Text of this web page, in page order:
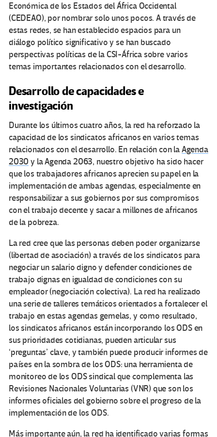
Económica de los Estados del África Occidental
(CEDEAO), por nombrar solo unos pocos. A través de
estas redes, se han establecido espacios para un
diálogo político significativo y se han buscado
perspectivas políticas de la CSI-África sobre varios
temas importantes relacionados con el desarrollo.
Desarrollo de capacidades e
investigación
Durante los últimos cuatro años, la red ha reforzado la
capacidad de los sindicatos africanos en varios temas
relacionados con el desarrollo. En relación con laAgenda
2030 y la Agenda 2063, nuestro objetivo ha sido hacer
que los trabajadores africanos aprecien su papel en la
implementación de ambas agendas, especialmente en
responsabilizar a sus gobiernos por sus compromisos
con el trabajo decente y sacar a millones de africanos
de la pobreza.
La red cree que las personas deben poder organizarse
(libertad de asociación) a través de los sindicatos para
negociar un salario digno y defender condiciones de
trabajo dignas en igualdad de condiciones con su
empleador (negociación colectiva). La red ha realizado
una serie de talleres temáticos orientados a fortalecer el
trabajo en estas agendas gemelas, y como resultado,
los sindicatos africanos están incorporando los ODS en
sus prioridades cotidianas, pueden articular sus
‘preguntas’ clave, y también puede producir informes de
países en la sombra de los ODS: una herramienta de
monitoreo de los ODS sindical que complementa las
Revisiones Nacionales Voluntarias (VNR) que son los
informes oficiales del gobierno sobre el progreso de la
implementación de los ODS.
Más importante aún, la red ha identificado varias formas